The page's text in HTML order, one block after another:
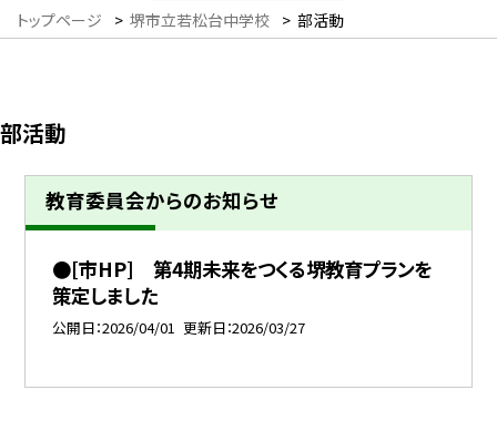
トップページ > 堺市立若松台中学校 > 部活動
部活動
教育委員会からのお知らせ
●[市HP] 第4期未来をつくる堺教育プランを
策定しました
公開日 2026/04/01 更新日 2026/03/27